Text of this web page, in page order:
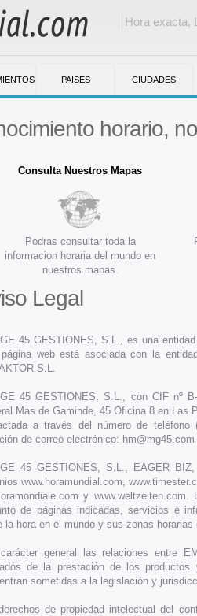
Hora exacta,
PAISES CIUDADES
horario,
Consulta Nuestros Mapas
Podras consultar toda la
informacion horaria del mundo en
nuestros mapas.
Legal
45 GESTIONES, S.L., es una
web está asociada con la
S.L.
45 GESTIONES, S.L., con CIF nº
Mas de Gaminde, 45 Oficina 8 en Las
a través del número de teléfono
de correo electrónico: hm@mg45.com
45 GESTIONES, S.L., EAGER
www.horamundial.com,
y
de páginas indicadas, servicios e
la hora en el mundo y sus zonas horarias
general las relaciones entre
de la prestación de los
sometidas a la legislación y
de propiedad intelectual del